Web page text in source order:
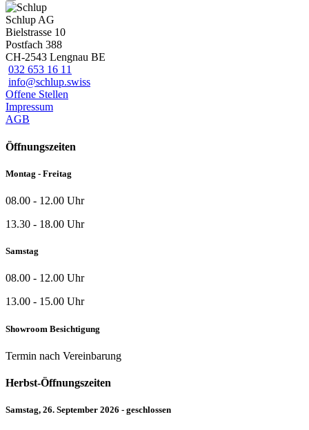
Schlup AG
Bielstrasse 10
Postfach 388
CH-2543 Lengnau BE
032 653 16 11
info@schlup.swiss
Offene Stellen
Impressum
AGB
Öffnungszeiten
Montag - Freitag
08.00 - 12.00 Uhr
13.30 - 18.00 Uhr
Samstag
08.00 - 12.00 Uhr
13.00 - 15.00 Uhr
Showroom Besichtigung
Termin nach Vereinbarung
Herbst-Öffnungszeiten
Samstag, 26. September 2026 - geschlossen